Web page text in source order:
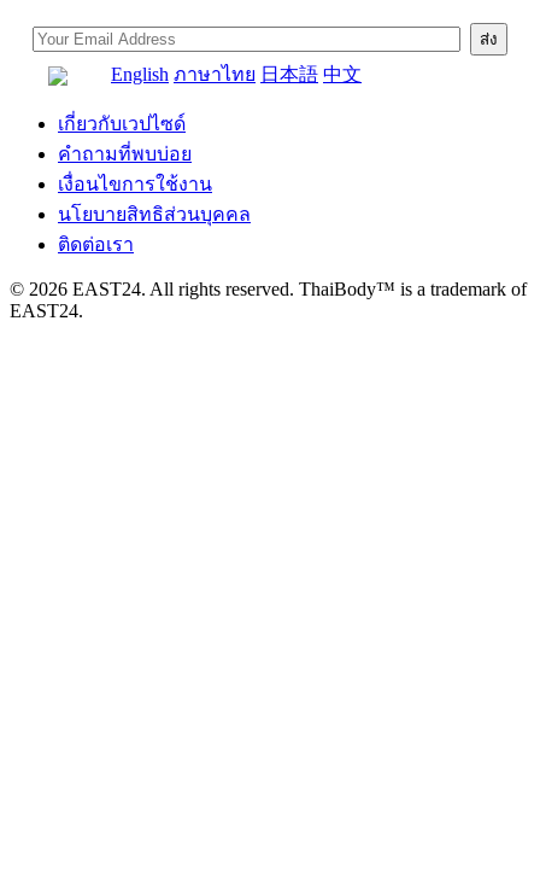
English ภาษาไทย 日本語 中文
เกี่ยวกับเวปไซด์
คำถามที่พบบ่อย
เงื่อนไขการใช้งาน
นโยบายสิทธิส่วนบุคคล
ติดต่อเรา
© 2026 EAST24. All rights reserved. ThaiBody™ is a trademark of
EAST24.